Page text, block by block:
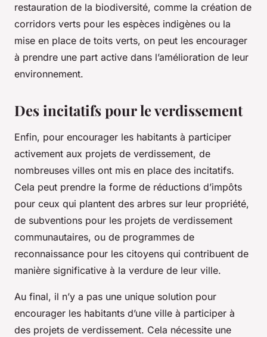
restauration de la biodiversité, comme la création de
corridors verts pour les espèces indigènes ou la
mise en place de toits verts, on peut les encourager
à prendre une part active dans l’amélioration de leur
environnement.
Des incitatifs pour le verdissement
Enfin, pour encourager les habitants à participer
activement aux projets de verdissement, de
nombreuses villes ont mis en place des incitatifs.
Cela peut prendre la forme de réductions d’impôts
pour ceux qui plantent des arbres sur leur propriété,
de subventions pour les projets de verdissement
communautaires, ou de programmes de
reconnaissance pour les citoyens qui contribuent de
manière significative à la verdure de leur ville.
Au final, il n’y a pas une unique solution pour
encourager les habitants d’une ville à participer à
des projets de verdissement. Cela nécessite une